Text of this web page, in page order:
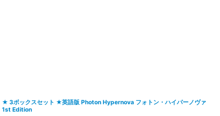
★ 3ボックスセット ★英語版 Photon Hypernova フォトン・ハイパーノヴァ
1st Edition